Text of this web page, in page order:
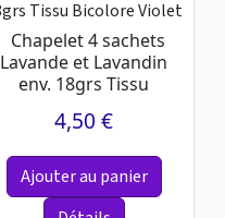
Chapelet 4 sachets
Lavande et Lavandin
env. 18grs Tissu
4,50 €
Ajouter au panier